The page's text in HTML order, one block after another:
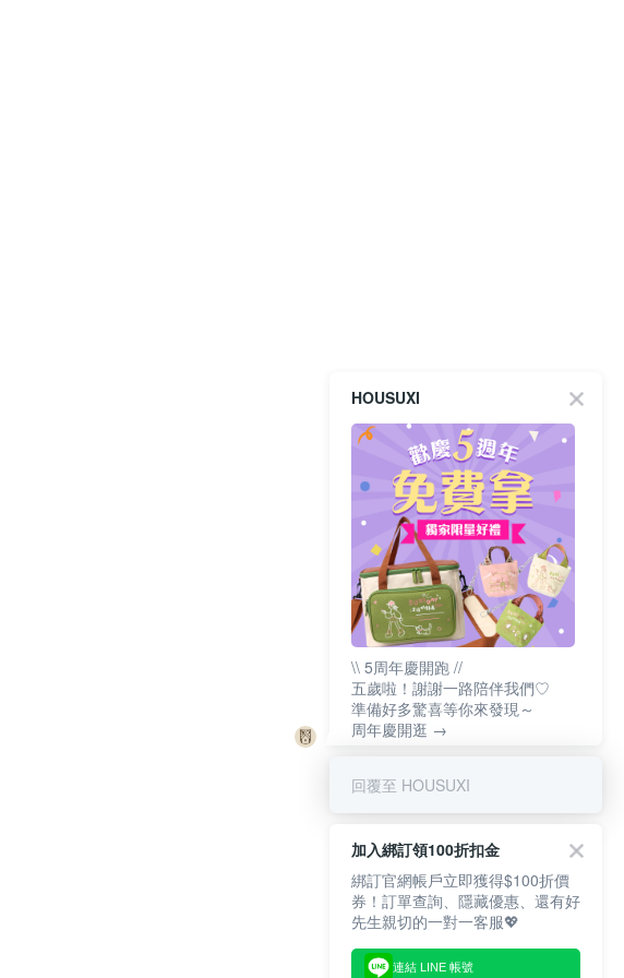
HOUSUXI
\\ 5周年慶開跑 //
五歲啦！謝謝一路陪伴我們♡
準備好多驚喜等你來發現～
周年慶開逛 →
回覆至 HOUSUXI
加入綁訂領100折扣金
綁訂官網帳戶立即獲得$100折價
券！訂單查詢、隱藏優惠、還有好
先生親切的一對一客服💖
連結 LINE 帳號